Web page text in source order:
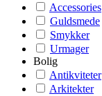
Accessories
Guldsmede
Smykker
Urmager
Bolig
Antikviteter
Arkitekter